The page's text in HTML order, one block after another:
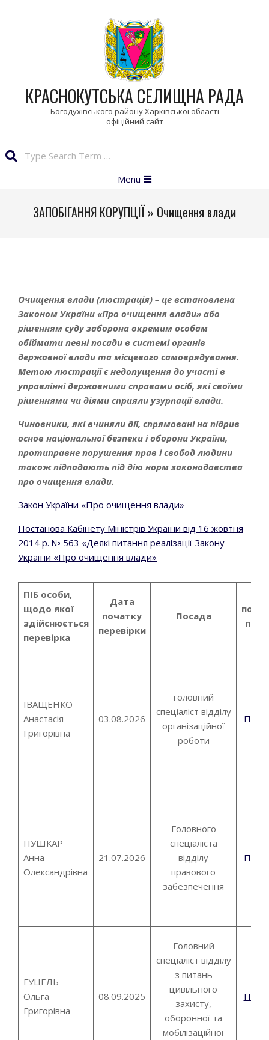
КРАСНОКУТСЬКА СЕЛИЩНА РАДА
Богодухівського району Харківської області
Navigation
Menu
ЗАПОБІГАННЯ КОРУПЦІЇ » Очищення влади
Очищення влади (люстрація) – це встановлена
Законом України «Про очищення влади» або
рішенням суду заборона окремим особам
обіймати певні посади в системі органів
державної влади та місцевого самоврядування.
Метою люстрації є недопущення до участі в
управлінні державними справами осіб, які своїми
рішеннями чи діями сприяли узурпації влади.
Чиновники, які вчиняли дії, спрямовані на підрив
основ національної безпеки і оборони України,
протиправне порушення прав і свобод людини
також підпадають під дію норм законодавства
про очищення влади.
Закон України «Про очищення влади»
Постанова Кабінету Міністрів України від 16 жовтня
2014 р. № 563 «Деякі питання реалізації Закону
України «Про очищення влади»
ПІБ особи,
щодо якої
здійснюється
перевірка
Дата
початку
перевірки
Посада
про
ІВАЩЕНКО
Анастасія
Григорівна
03.08.2026
головний
спеціаліст відділу
організаційної
роботи
ПУШКАР
Анна
Олександрівна
21.07.2026
Головного
спеціаліста
відділу
правового
забезпечення
ГУЦЕЛЬ
Ольга
Григорівна
08.09.2025
Головний
спеціаліст відділу
з питань
цивільного
захисту,
оборонної та
мобілізаційної